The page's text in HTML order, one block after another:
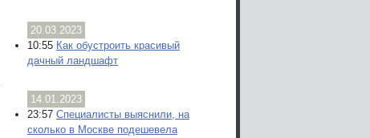
20.03.2023
10:55 Как обустроить красивый
дачный ландшафт
14.01.2023
23:57 Специалисты выяснили, на
сколько в Москве подешевела